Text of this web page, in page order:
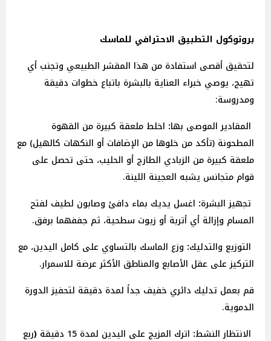
بروتوكول التطبيق الاحترافي للماسك
لتحقيق أقصى استفادة من هذا المقشر الطبيعي وتجنب أي
تهيج، يوصي خبراء العناية بالبشرة باتباع خطوات دقيقة
ومدروسة:
المقادير الموصى بها: اخلط ملعقة كبيرة من القهوة
المطحونة (تأكد من خلوها من الإضافات أو النكهات كالهيل) مع
ملعقة كبيرة من الزبادي الطازج أو الحليب، حتى تحصل على
قوام متجانس يشبه العجينة اللينة.
تجهيز البشرة: اغسل يديك بماء دافئ وصابون لطيف لفتح
المسام وإزالة أي أتربة أو زيوت سطحية، ثم جففهما برفق.
التوزيع والتدليك: وزع الماسك بالتساوي على كامل اليدين، مع
التركيز على عقل الأصابع والمناطق الأكثر عرضة للاسمرار.
قم بعمل تدليك دائري خفيف جداً لمدة دقيقة لتحفيز الدورة
الدموية.
الانتظار النشط: اترك المزيج على اليدين لمدة 15 دقيقة (ربع